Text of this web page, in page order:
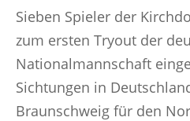
Sieben Spieler der
zum ersten Tryout der
Nationalmannschaft
Sichtungen in
Braunschweig für den